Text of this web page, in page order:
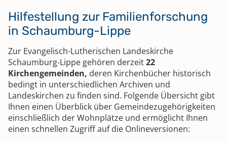
Hilfestellung zur Familienforschung
in Schaumburg-Lippe
Zur Evangelisch-Lutherischen Landeskirche
Schaumburg-Lippe gehören derzeit22
Kirchengemeinden, deren Kirchenbücher historisch
bedingt in unterschiedlichen Archiven und
Landeskirchen zu finden sind. Folgende Übersicht gibt
Ihnen einen Überblick über Gemeindezugehörigkeiten
einschließlich der Wohnplätze und ermöglicht Ihnen
einen schnellen Zugriff auf die Onlineversionen: